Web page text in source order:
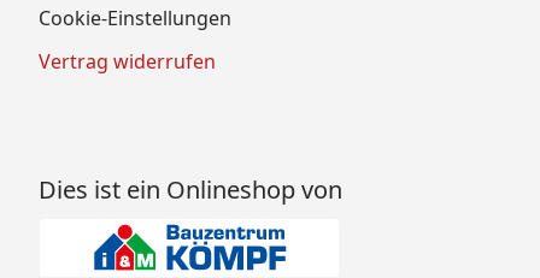
Cookie-Einstellungen
Vertrag widerrufen
Dies ist ein Onlineshop von